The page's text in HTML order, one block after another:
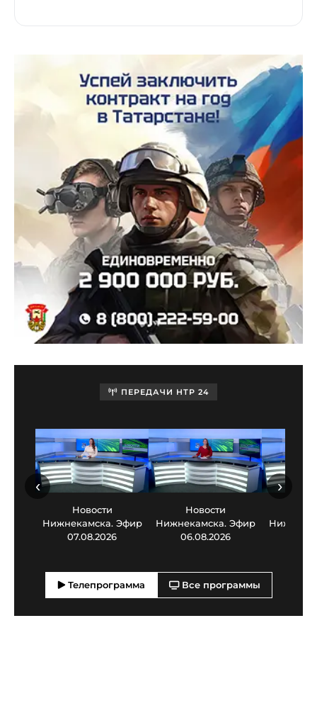
ПЕРЕДАЧИ НТР 24
Новости
Нижнекамска. Эфир
07.08.2026
Новости
Нижнекамска. Эфир
06.08.2026
‹ ›
Телепрограмма Все программы